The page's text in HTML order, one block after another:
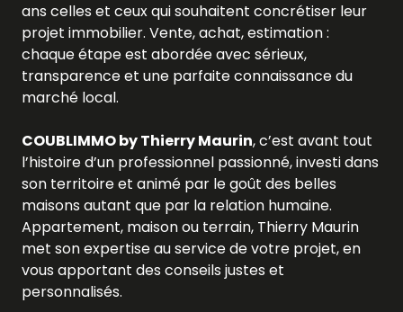
ans celles et ceux qui souhaitent concrétiser leur
projet immobilier. Vente, achat, estimation :
chaque étape est abordée avec sérieux,
transparence et une parfaite connaissance du
marché local.
COUBLIMMO by Thierry Maurin, c’est avant tout
l’histoire d’un professionnel passionné, investi dans
son territoire et animé par le goût des belles
maisons autant que par la relation humaine.
Appartement, maison ou terrain, Thierry Maurin
met son expertise au service de votre projet, en
vous apportant des conseils justes et
personnalisés.